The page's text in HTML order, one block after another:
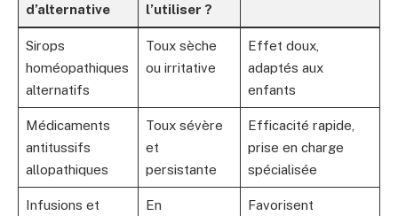
d’alternative
l’utiliser ?
Sirops
homéopathiques
alternatifs
Toux sèche
ou irritative
Effet doux,
adaptés aux
enfants
Médicaments
antitussifs
allopathiques
Toux sévère
et
persistante
Efficacité rapide,
prise en charge
spécialisée
Infusions et
En
Favorisent